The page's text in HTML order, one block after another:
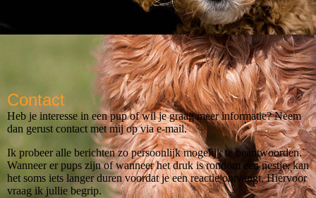
Contact
Heb je interesse in een pup of wil je graag meer informatie? Neem
dan gerust contact met mij op via e-mail.
Ik probeer alle berichten zo persoonlijk mogelijk te beantwoorden.
Wanneer er pups zijn of wanneer het druk is rondom een nestje, kan
het soms iets langer duren voordat je een reactie ontvangt. Hiervoor
vraag ik jullie begrip.